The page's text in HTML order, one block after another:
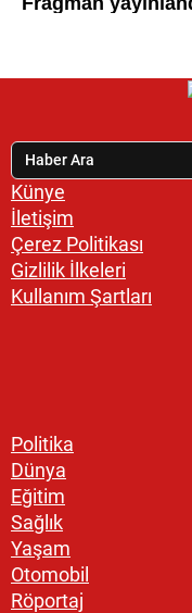
Künye
İletişim
Çerez Politikası
Gizlilik İlkeleri
Kullanım Şartları
Politika
Dünya
Eğitim
Sağlık
Yaşam
Otomobil
Röportaj